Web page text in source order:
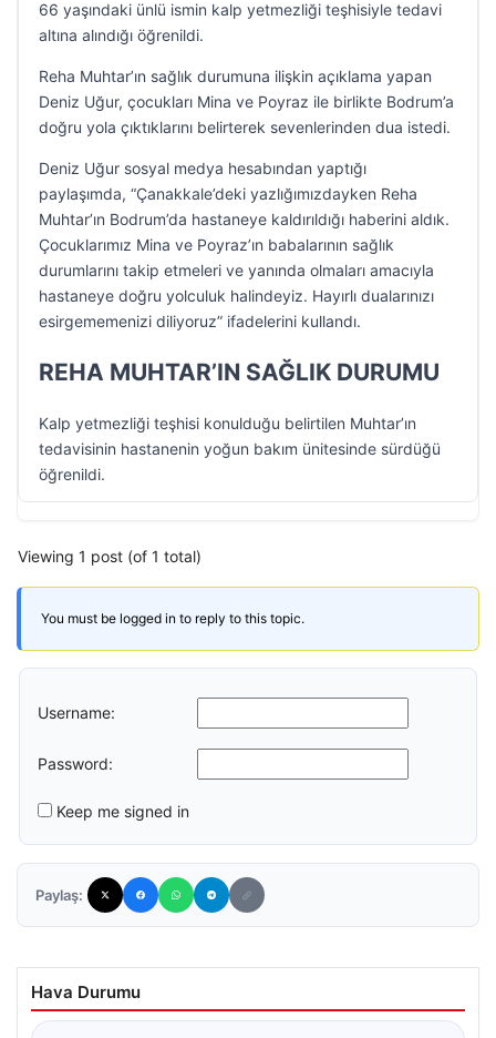
66 yaşındaki ünlü ismin kalp yetmezliği teşhisiyle tedavi
altına alındığı öğrenildi.
Reha Muhtar’ın sağlık durumuna ilişkin açıklama yapan
Deniz Uğur, çocukları Mina ve Poyraz ile birlikte Bodrum’a
doğru yola çıktıklarını belirterek sevenlerinden dua istedi.
Deniz Uğur sosyal medya hesabından yaptığı
paylaşımda, “Çanakkale’deki yazlığımızdayken Reha
Muhtar’ın Bodrum’da hastaneye kaldırıldığı haberini aldık.
Çocuklarımız Mina ve Poyraz’ın babalarının sağlık
durumlarını takip etmeleri ve yanında olmaları amacıyla
hastaneye doğru yolculuk halindeyiz. Hayırlı dualarınızı
esirgememenizi diliyoruz” ifadelerini kullandı.
REHA MUHTAR’IN SAĞLIK DURUMU
Kalp yetmezliği teşhisi konulduğu belirtilen Muhtar’ın
tedavisinin hastanenin yoğun bakım ünitesinde sürdüğü
öğrenildi.
Viewing 1 post (of 1 total)
You must be logged in to reply to this topic.
Username:
Password:
Keep me signed in
Paylaş:
Hava Durumu